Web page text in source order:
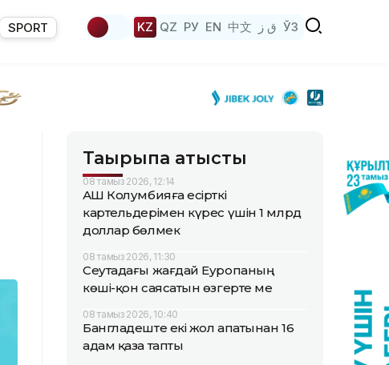
SPORT KZ QZ РУ EN 中文 ق ز ЎЗ
Тақырыпқа қатысты
08 тамыз 2026, 12:14
АҚШ Колумбияға есірткі
картельдерімен күрес үшін 1 млрд
доллар бөлмек
08 тамыз 2026, 11:30
Сеутадағы жағдай Еуропаның
көші-қон саясатын өзгерте ме
08 тамыз 2026, 10:40
Бангладеште екі жол апатынан 16
адам қаза тапты